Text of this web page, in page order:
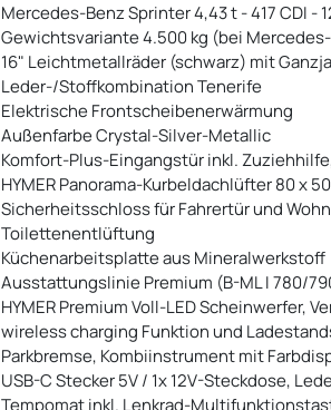
Mercedes-Benz Sprinter 4,43 t - 417 CDI -
Gewichtsvariante 4.500 kg (bei
16" Leichtmetallräder (schwarz) mit
Leder-/Stoffkombination Tenerife
Elektrische Frontscheibenerwärmung
Außenfarbe Crystal-Silver-Metallic
Komfort-Plus-Eingangstür inkl.
HYMER Panorama-Kurbeldachlüfter 80 x
Sicherheitsschloss für Fahrertür und
Toilettenentlüftung
Küchenarbeitsplatte aus Mineralwerkstoff
Ausstattungslinie Premium (B-ML I 780/
HYMER Premium Voll-LED Scheinwerfer,
wireless charging Funktion und
Parkbremse, Kombiinstrument mit
USB-C Stecker 5V / 1x 12V-Steckdose,
Tempomat inkl. Lenkrad-